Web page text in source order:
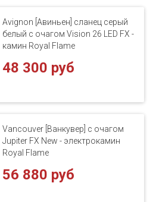
Avignon [Авиньен] сланец серый
белый с очагом Vision 26 LED FX -
камин Royal Flame
48 300 руб
Vancouver [Ванкувер] с очагом
Jupiter FX New - электрокамин
Royal Flame
56 880 руб